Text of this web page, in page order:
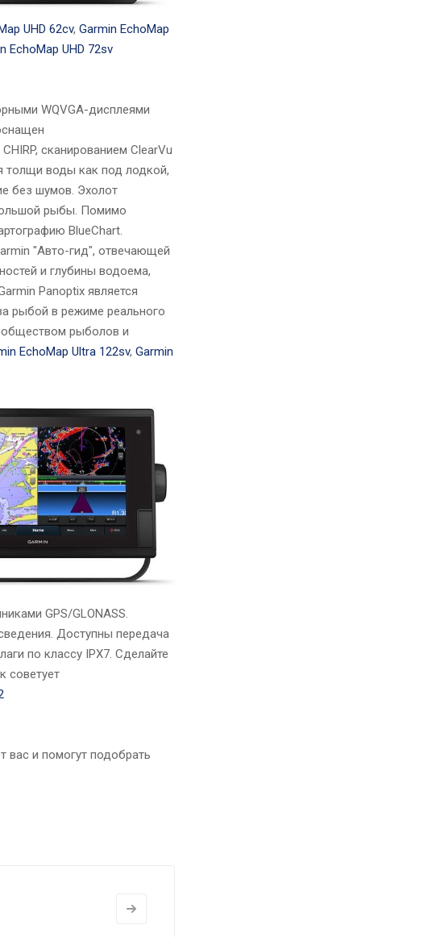
UHD 62cv, Garmin EchoMap
EchoMap UHD 72sv
WQVGA-дисплеями
сканированием ClearVu
толщи воды как под лодкой,
без шумов. Эхолот
рыбы. Помимо
BlueChart.
"Авто-гид", отвечающей
и глубины водоема,
Panoptix является
рыбой в режиме реального
рыболов и
EchoMap Ultra 122sv, Garmin
GPS/GLONASS.
Доступны передача
по классу IPX7. Сделайте
советует
вас и помогут подобрать